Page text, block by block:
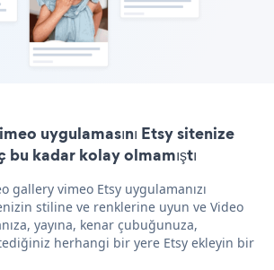
uygulamasını Etsy sitenize
kadar kolay olmamıştı
gallery vimeo Etsy uygulamanızı
stiline ve renklerine uyun ve Video
yayına, kenar çubuğunuza,
herhangi bir yere Etsy ekleyin bir